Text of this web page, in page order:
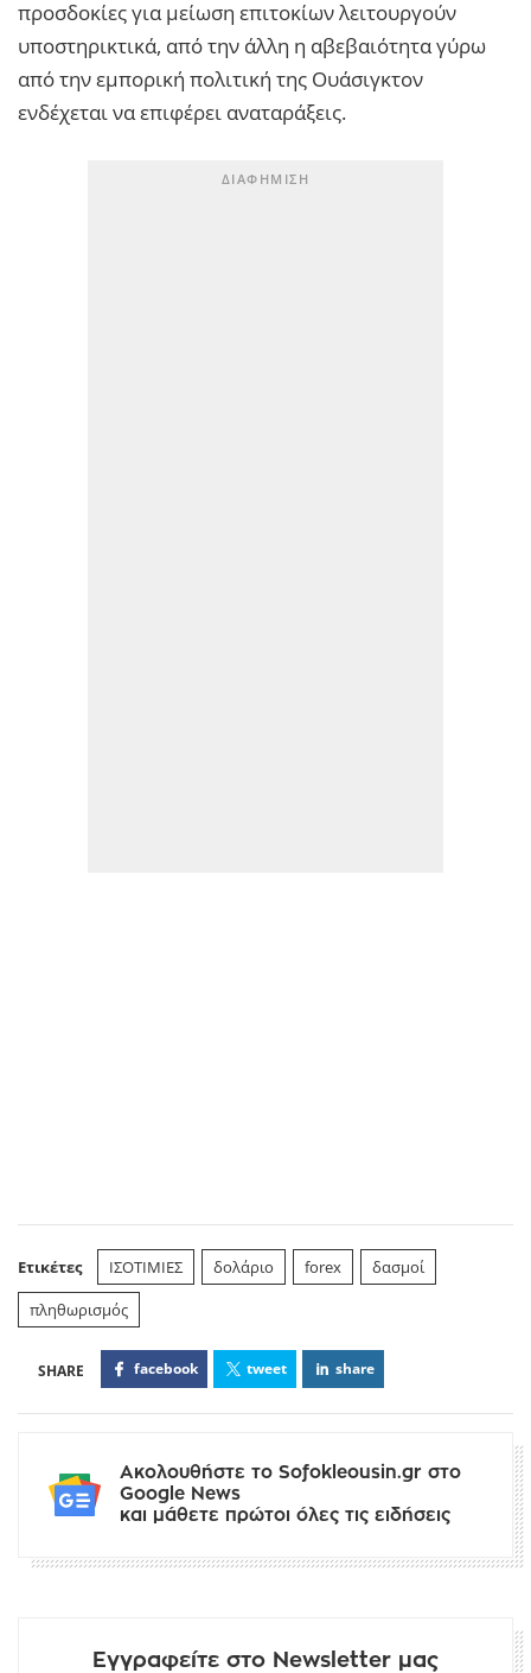
προσδοκίες για μείωση επιτοκίων λειτουργούν
υποστηρικτικά, από την άλλη η αβεβαιότητα γύρω
από την εμπορική πολιτική της Ουάσιγκτον
ενδέχεται να επιφέρει αναταράξεις.
Ετικέτες ΙΣΟΤΙΜΙΕΣ δολάριο forex
δασμοί
πληθωρισμός
facebook tweet share
Ακολουθήστε το Sofokleousin.gr στο
Google News
και μάθετε πρώτοι όλες τις ειδήσεις
Εγγραφείτε στο Newsletter μας